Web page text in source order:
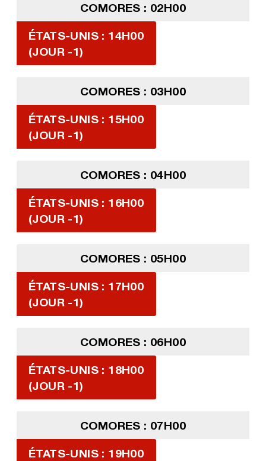
COMORES : 02H00
ÉTATS-UNIS : 14H00
(JOUR -1)
COMORES : 03H00
ÉTATS-UNIS : 15H00
(JOUR -1)
COMORES : 04H00
ÉTATS-UNIS : 16H00
(JOUR -1)
COMORES : 05H00
ÉTATS-UNIS : 17H00
(JOUR -1)
COMORES : 06H00
ÉTATS-UNIS : 18H00
(JOUR -1)
COMORES : 07H00
ÉTATS-UNIS : 19H00